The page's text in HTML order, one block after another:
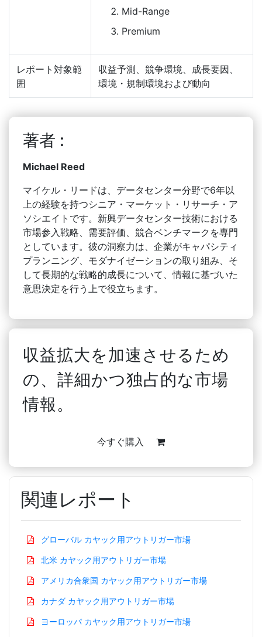
Mid-Range
Premium
レポート対象範
囲
収益予測、競争環境、成長要因、
環境・規制環境および動向
著者 :
Michael Reed
マイケル・リードは、データセンター分野で6年以
上の経験を持つシニア・マーケット・リサーチ・ア
ソシエイトです。新興データセンター技術における
市場参入戦略、需要評価、競合ベンチマークを専門
としています。彼の洞察力は、企業がキャパシティ
プランニング、モダナイゼーションの取り組み、そ
して長期的な戦略的成長について、情報に基づいた
意思決定を行う上で役立ちます。
収益拡大を加速させるため
の、詳細かつ独占的な市場
情報。
今すぐ購入
関連レポート
グローバル カヤック用アウトリガー市場
北米 カヤック用アウトリガー市場
アメリカ合衆国 カヤック用アウトリガー市場
カナダ カヤック用アウトリガー市場
ヨーロッパ カヤック用アウトリガー市場